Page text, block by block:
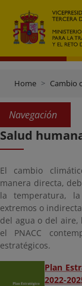
Home Cambio
Navegación
Salud
El cambio
manera directa,
la temperatura,
extremos o indirecta
del agua o del aire,
el PNACC
estratégicos.
Plan
2022-